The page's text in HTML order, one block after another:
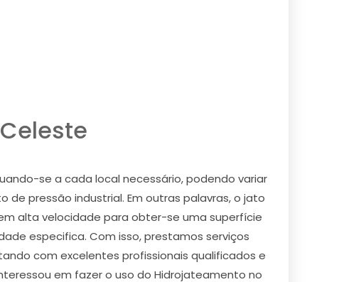
se a cada local necessário, podendo variar
pressão industrial. Em outras palavras, o jato
alta velocidade para obter-se uma superfície
especifica. Com isso, prestamos serviços
com excelentes profissionais qualificados e
em fazer o uso do Hidrojateamento no